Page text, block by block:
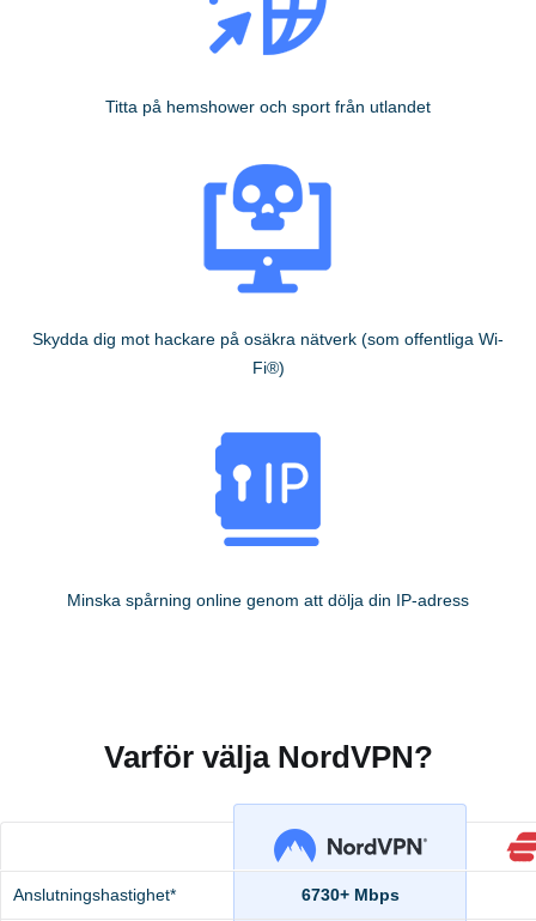
Titta på hemshower och sport från utlandet
Skydda dig mot hackare på osäkra nätverk (som offentliga Wi-
Fi®)
Minska spårning online genom att dölja din IP-adress
Varför välja NordVPN?
Anslutningshastighet* 6730+ Mbps